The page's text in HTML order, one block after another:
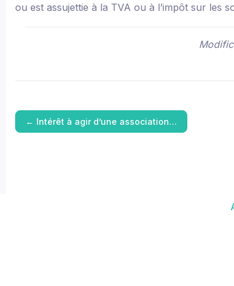
ou est assujettie à la TVA ou à l’impôt sur les
← Intérêt à agir d’une association…